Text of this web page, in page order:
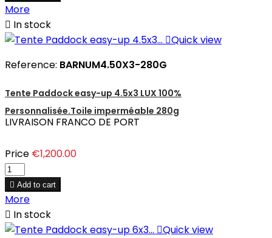
More
 In stock
Quick view
Reference: BARNUM4.50X3-280G
Tente Paddock easy-up 4.5x3 LUX 100%
Personnalisée.Toile imperméable 280g
LIVRAISON FRANCO DE PORT
Price €1,200.00
 Add to cart
More
 In stock
Quick view